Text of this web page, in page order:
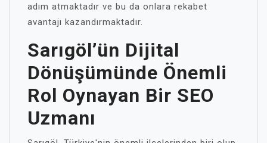
adım atmaktadır ve bu da onlara rekabet
avantajı kazandırmaktadır.
Sarıgöl’ün Dijital
Dönüşümünde Önemli
Rol Oynayan Bir SEO
Uzmanı